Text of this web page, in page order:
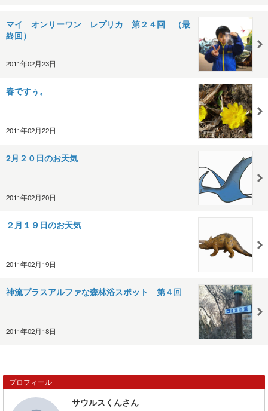
マイ オンリーワン レプリカ 第２４回 （最
終回）
2011年02月23日
春ですぅ。
2011年02月22日
2月２０日のお天気
2011年02月20日
２月１９日のお天気
2011年02月19日
神流プラスアルファな森林浴スポット 第４回
2011年02月18日
プロフィール
サウルスくんさん